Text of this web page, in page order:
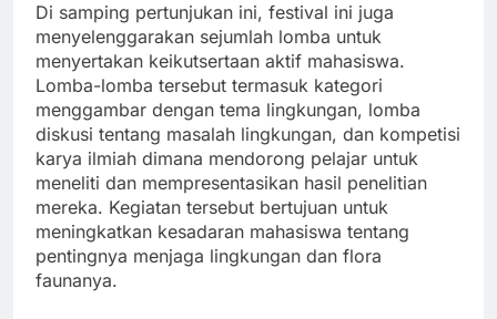
Di samping pertunjukan ini, festival ini juga
menyelenggarakan sejumlah lomba untuk
menyertakan keikutsertaan aktif mahasiswa.
Lomba-lomba tersebut termasuk kategori
menggambar dengan tema lingkungan, lomba
diskusi tentang masalah lingkungan, dan kompetisi
karya ilmiah dimana mendorong pelajar untuk
meneliti dan mempresentasikan hasil penelitian
mereka. Kegiatan tersebut bertujuan untuk
meningkatkan kesadaran mahasiswa tentang
pentingnya menjaga lingkungan dan flora
faunanya.